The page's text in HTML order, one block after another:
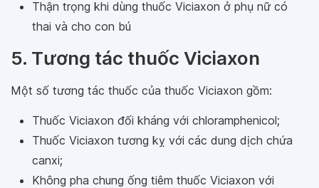
Thận trọng khi dùng thuốc Viciaxon ở phụ nữ có
thai và cho con bú
5. Tương tác thuốc Viciaxon
Một số tương tác thuốc của thuốc Viciaxon gồm:
Thuốc Viciaxon đối kháng với chloramphenicol;
Thuốc Viciaxon tương kỵ với các dung dịch chứa
canxi;
Không pha chung ống tiêm thuốc Viciaxon với